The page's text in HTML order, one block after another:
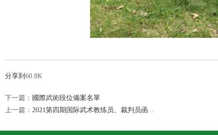
分享到 60.8K
下一篇： 國際武術段位備案名單
上一篇： 2021第四期国际武术教练员、裁判员函...